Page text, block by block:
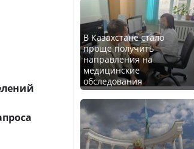
В Казахстане стало
проще получить
направления на
медицинские
обследования